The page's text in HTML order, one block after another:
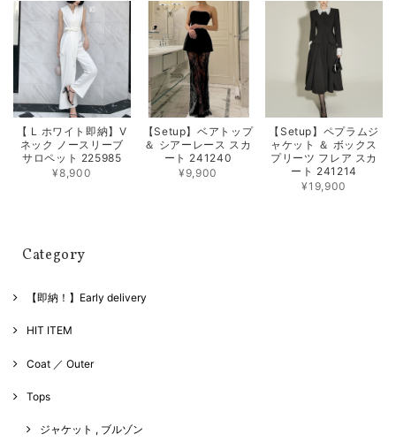
【 L ホワイト即納】V
ネック ノースリーブ
サロペット 225985
¥8,900
【Setup】ベアトップ
＆ シアーレース スカ
ート 241240
¥9,900
【Setup】ペプラムジ
ャケット ＆ ボックス
プリーツ フレア スカ
ート 241214
¥19,900
Category
【即納！】Early delivery
HIT ITEM
Coat ／ Outer
Tops
ジャケット , ブルゾン